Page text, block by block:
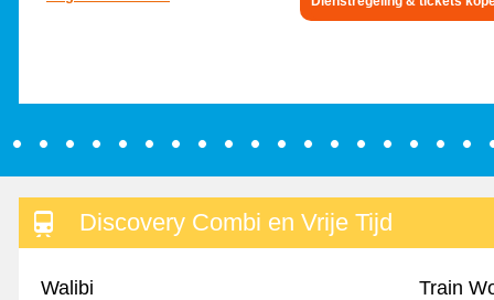
Discovery Combi en Vrije Tijd
Walibi Train